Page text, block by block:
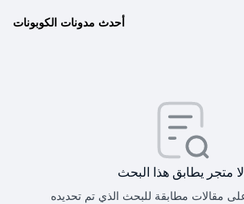
أحدث مدونات الكوبونات
لا متجر يطابق هذا البحث